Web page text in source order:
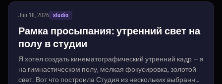
Jun 18, 2026 studio
Рамка просыпания: утренний свет на
полу в студии
Я хотел создать кинематографический утренний кадр — я
на гимнастическом полу, мелкая фокусировка, золотой
свет. Вот что построила Студия из нескольких выбранных